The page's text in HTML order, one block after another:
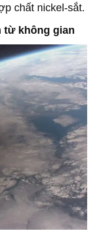
chất nickel-sắt.
từ không gian